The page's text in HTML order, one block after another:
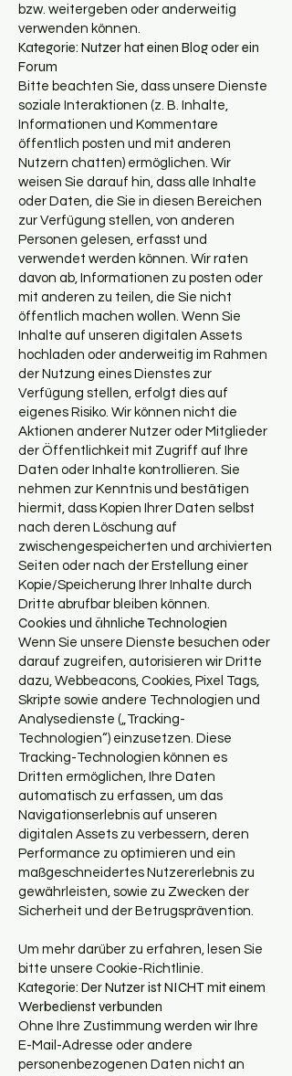
bzw. weitergeben oder anderweitig
verwenden können.
Kategorie: Nutzer hat einen Blog oder ein
Forum
Bitte beachten Sie, dass unsere Dienste
soziale Interaktionen (z. B. Inhalte,
Informationen und Kommentare
öffentlich posten und mit anderen
Nutzern chatten) ermöglichen. Wir
weisen Sie darauf hin, dass alle Inhalte
oder Daten, die Sie in diesen Bereichen
zur Verfügung stellen, von anderen
Personen gelesen, erfasst und
verwendet werden können. Wir raten
davon ab, Informationen zu posten oder
mit anderen zu teilen, die Sie nicht
öffentlich machen wollen. Wenn Sie
Inhalte auf unseren digitalen Assets
hochladen oder anderweitig im Rahmen
der Nutzung eines Dienstes zur
Verfügung stellen, erfolgt dies auf
eigenes Risiko. Wir können nicht die
Aktionen anderer Nutzer oder Mitglieder
der Öffentlichkeit mit Zugriff auf Ihre
Daten oder Inhalte kontrollieren. Sie
nehmen zur Kenntnis und bestätigen
hiermit, dass Kopien Ihrer Daten selbst
nach deren Löschung auf
zwischengespeicherten und archivierten
Seiten oder nach der Erstellung einer
Kopie/Speicherung Ihrer Inhalte durch
Dritte abrufbar bleiben können.
Cookies und ähnliche Technologien
Wenn Sie unsere Dienste besuchen oder
darauf zugreifen, autorisieren wir Dritte
dazu, Webbeacons, Cookies, Pixel Tags,
Skripte sowie andere Technologien und
Analysedienste („Tracking-
Technologien“) einzusetzen. Diese
Tracking-Technologien können es
Dritten ermöglichen, Ihre Daten
automatisch zu erfassen, um das
Navigationserlebnis auf unseren
digitalen Assets zu verbessern, deren
Performance zu optimieren und ein
maßgeschneidertes Nutzererlebnis zu
gewährleisten, sowie zu Zwecken der
Sicherheit und der Betrugsprävention.
Um mehr darüber zu erfahren, lesen Sie
bitte unsere Cookie-Richtlinie.
Kategorie: Der Nutzer ist NICHT mit einem
Werbedienst verbunden
Ohne Ihre Zustimmung werden wir Ihre
E-Mail-Adresse oder andere
personenbezogenen Daten nicht an